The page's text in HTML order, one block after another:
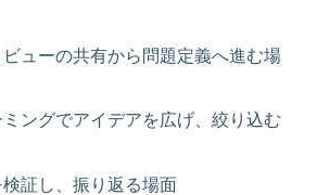
ューの共有から問題定義へ進む場
ングでアイデアを広げ、絞り込む
証し、振り返る場面